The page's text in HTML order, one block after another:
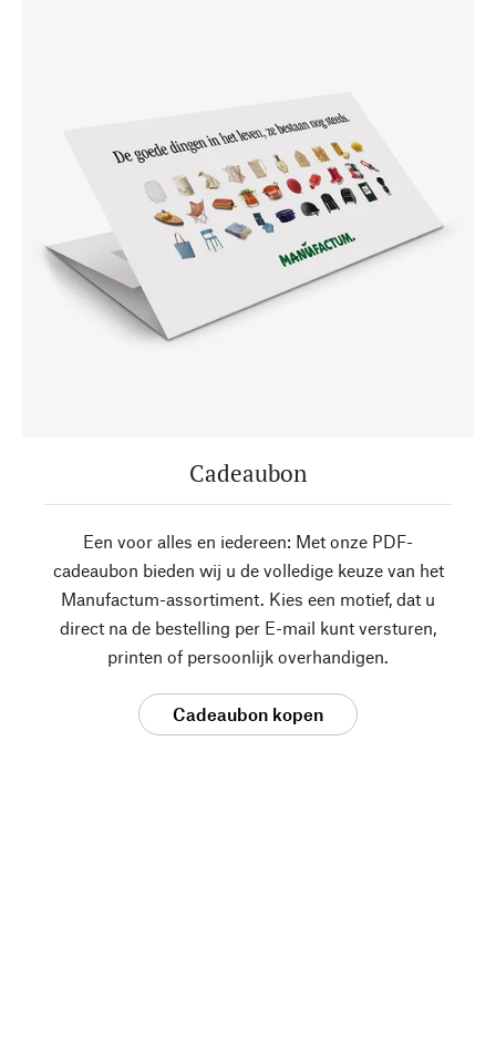
Cadeaubon
Een voor alles en iedereen: Met onze PDF-
cadeaubon bieden wij u de volledige keuze van het
Manufactum-assortiment. Kies een motief, dat u
direct na de bestelling per E-mail kunt versturen,
printen of persoonlijk overhandigen.
Cadeaubon kopen